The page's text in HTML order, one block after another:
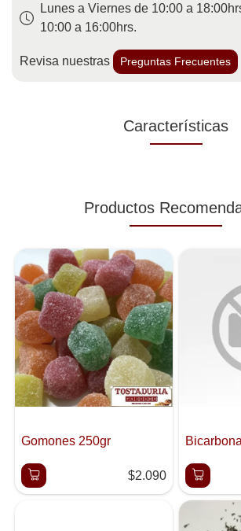
Lunes a Viernes de 10:00 a
10:00 a 16:00hrs.
Revisa nuestras Preguntas Frecuentes
Características
Productos
Gomones 250gr
$2.090